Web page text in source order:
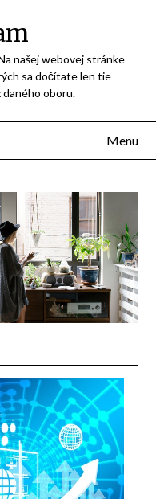
našej webovej stránke
sa dočítate len tie
daného oboru.
Menu